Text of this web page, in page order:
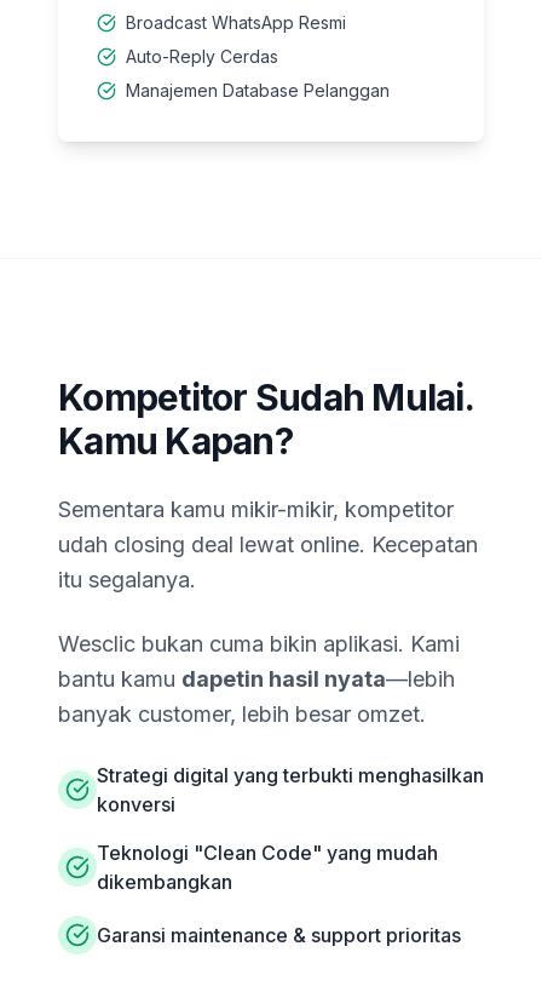
Broadcast WhatsApp Resmi
Auto-Reply Cerdas
Manajemen Database Pelanggan
Kompetitor Sudah Mulai.
Kamu Kapan?
Sementara kamu mikir-mikir, kompetitor
udah closing deal lewat online. Kecepatan
itu segalanya.
Wesclic bukan cuma bikin aplikasi. Kami
bantu kamu dapetin hasil nyata—lebih
banyak customer, lebih besar omzet.
Strategi digital yang terbukti menghasilkan
konversi
Teknologi "Clean Code" yang mudah
dikembangkan
Garansi maintenance & support prioritas